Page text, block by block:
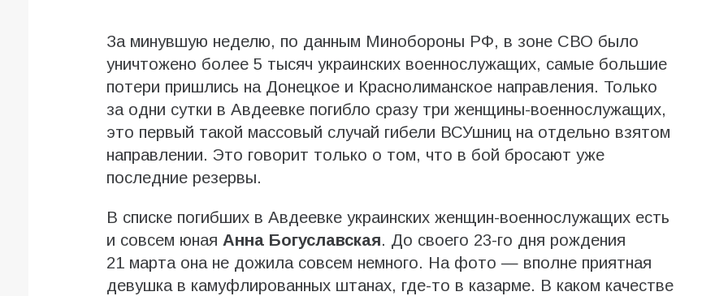
За минувшую неделю, по данным Минобороны РФ, в зоне СВО было
уничтожено более 5 тысяч украинских военнослужащих, самые большие
потери пришлись на Донецкое и Краснолиманское направления. Только
за одни сутки в Авдеевке погибло сразу три женщины-военнослужащих,
это первый такой массовый случай гибели ВСУшниц на отдельно взятом
направлении. Это говорит только о том, что в бой бросают уже
последние резервы.
В списке погибших в Авдеевке украинских женщин-военнослужащих есть
и совсем юная Анна Богуславская. До своего 23-го дня рождения
21 марта она не дожила совсем немного. На фото — вполне приятная
девушка в камуфлированных штанах, где-то в казарме. В каком качестве